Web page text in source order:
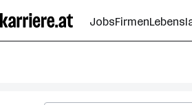
Seiteninhalt
springen
JobsFirmen